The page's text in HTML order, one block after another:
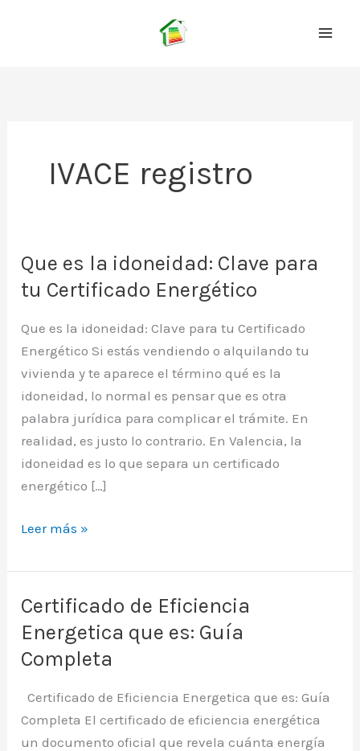
IVACE registro
Que es la idoneidad: Clave para
tu Certificado Energético
Que es la idoneidad: Clave para tu Certificado
Energético Si estás vendiendo o alquilando tu
vivienda y te aparece el término qué es la
idoneidad, lo normal es pensar que es otra
palabra jurídica para complicar el trámite. En
realidad, es justo lo contrario. En Valencia, la
idoneidad es lo que separa un certificado
energético […]
Que
la
idoneidad:
Clave
para
tu
Leer más »
Certificado de Eficiencia
Energetica que es: Guía
Completa
Certificado de Eficiencia Energetica que es: Guía
Completa El certificado de eficiencia energética
un documento oficial que revela cuánta energía